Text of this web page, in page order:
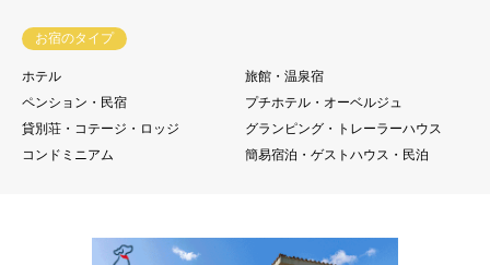
お宿のタイプ
ホテル
旅館・温泉宿
ペンション・民宿
プチホテル・オーベルジュ
貸別荘・コテージ・ロッジ
グランピング・トレーラーハウス
コンドミニアム
簡易宿泊・ゲストハウス・民泊